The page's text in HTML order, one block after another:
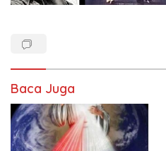
Baca Juga